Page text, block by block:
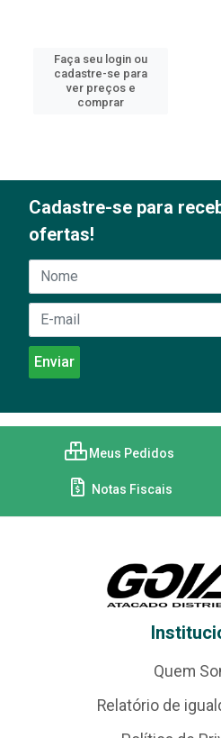
Faça seu login ou
cadastre-se para
ver preços e
comprar
Cadastre-se para
ofertas!
Meus Pedidos
Notas Fiscais
Quem
Relatório de